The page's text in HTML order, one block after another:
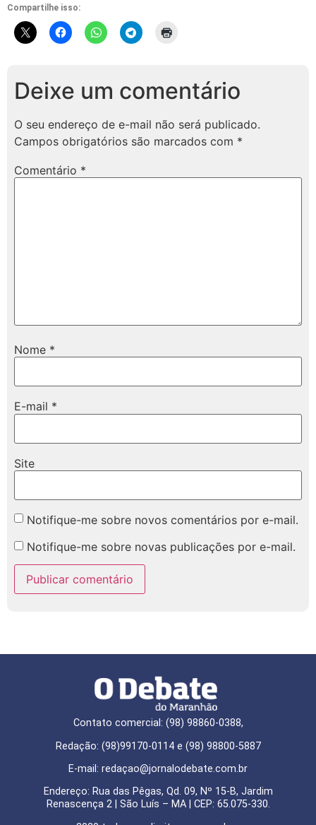
Compartilhe isso:
Deixe um comentário
O seu endereço de e-mail não será publicado.
Campos obrigatórios são marcados com *
Comentário *
Nome *
E-mail *
Site
Notifique-me sobre novos comentários por e-mail.
Notifique-me sobre novas publicações por e-mail.
Contato comercial: (98) 98860-0388,
Redação: (98)99170-0114 e (98) 98800-5887
E-mail: redaçao@jornalodebate.com.br
Endereço: Rua das Pêgas, Qd. 09, Nº 15-B, Jardim
Renascença 2 | São Luís – MA | CEP: 65.075-330.